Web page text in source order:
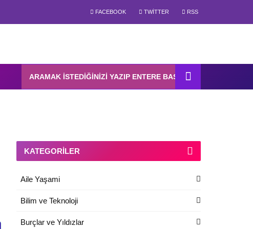
FACEBOOK TWITTER RSS
KATEGORILER
Aile Yaşami
Bilim ve Teknoloji
Burçlar ve Yıldızlar